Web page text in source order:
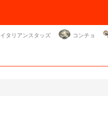
イタリアンスタッズ コンチョ